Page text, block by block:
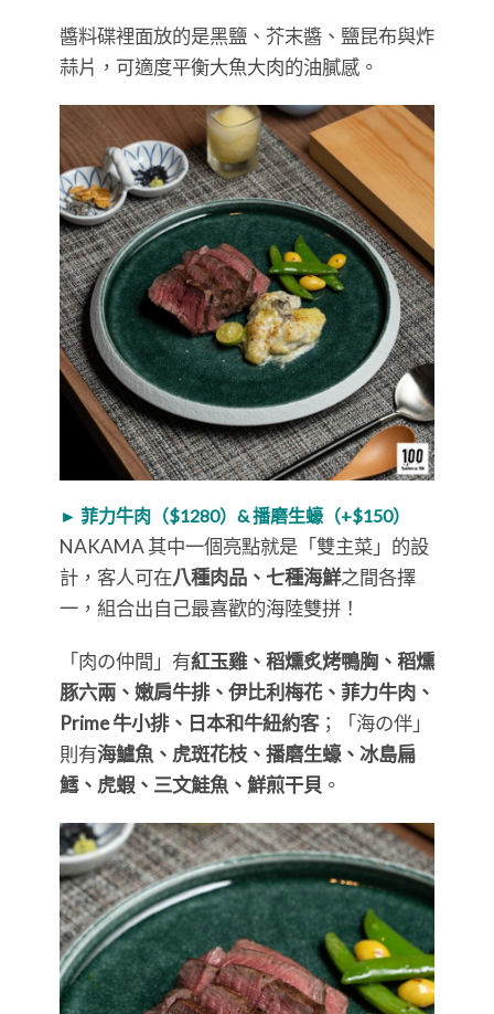
醬料碟裡面放的是黑鹽、芥末醬、鹽昆布與炸
蒜片，可適度平衡大魚大肉的油膩感。
► 菲力牛肉（$1280）& 播磨生蠔（+$150）
NAKAMA 其中一個亮點就是「雙主菜」的設
計，客人可在八種肉品、七種海鮮之間各擇
一，組合出自己最喜歡的海陸雙拼！
「肉の仲間」有紅玉雞、稻燻炙烤鴨胸、稻燻
豚六兩、嫩肩牛排、伊比利梅花、菲力牛肉、
Prime 牛小排、日本和牛紐約客；「海の伴」
則有海鱸魚、虎斑花枝、播磨生蠔、冰島扁
鱈、虎蝦、三文鮭魚、鮮煎干貝 。